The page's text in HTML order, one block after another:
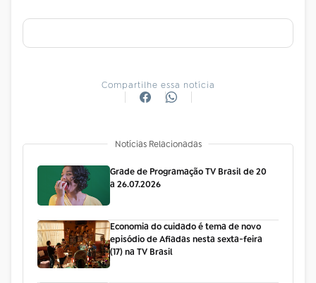
Compartilhe essa notícia
Notícias Relacionadas
Grade de Programação TV Brasil de 20
a 26.07.2026
Economia do cuidado é tema de novo
episódio de Afiadas nesta sexta-feira
(17) na TV Brasil